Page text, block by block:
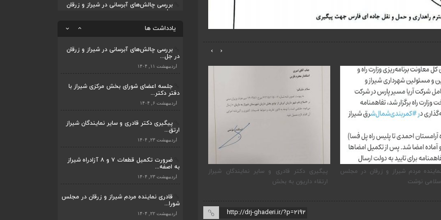
مردم شیراز و زرقان در مجلس
نوشت
پیگیری دکتر قادری و سایر نمایندگان شیراز
ارتقاء داریون به بخش
‹
›
یادداشت ها
اردیبهشت ۱۱, ۱۴۰۴
جلسه اعضای شورای بخش مرکزی شیراز با
دفتر دکتر...
اردیبهشت ۶, ۱۴۰۴
پیگیری دکتر قادری و سایر نمایندگان شیراز
ارتق...
اردیبهشت ۲۳, ۱۴۰۴
ضرورت تکمیل قطعات ۷ و ۸ آزادراه شیراز
به اصفه...
اردیبهشت ۲۳, ۱۴۰۴
قادری نماینده مردم شیراز و زرقان در مجلس
شورا...
اردیبهشت ۲۲, ۱۴۰۴
بررسی چالش‌های آبرسانی در شیراز و زرقان
در جل...
اردیبهشت ۱۱, ۱۴۰۴